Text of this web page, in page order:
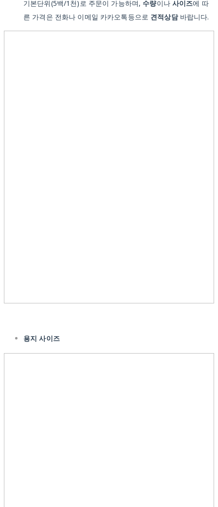
기본단위(5백/1천)로 주문이 가능하며, 수량이나 사이즈에 따
른 가격은 전화나 이메일 카카오톡등으로 견적상담바랍니다.
용지 사이즈